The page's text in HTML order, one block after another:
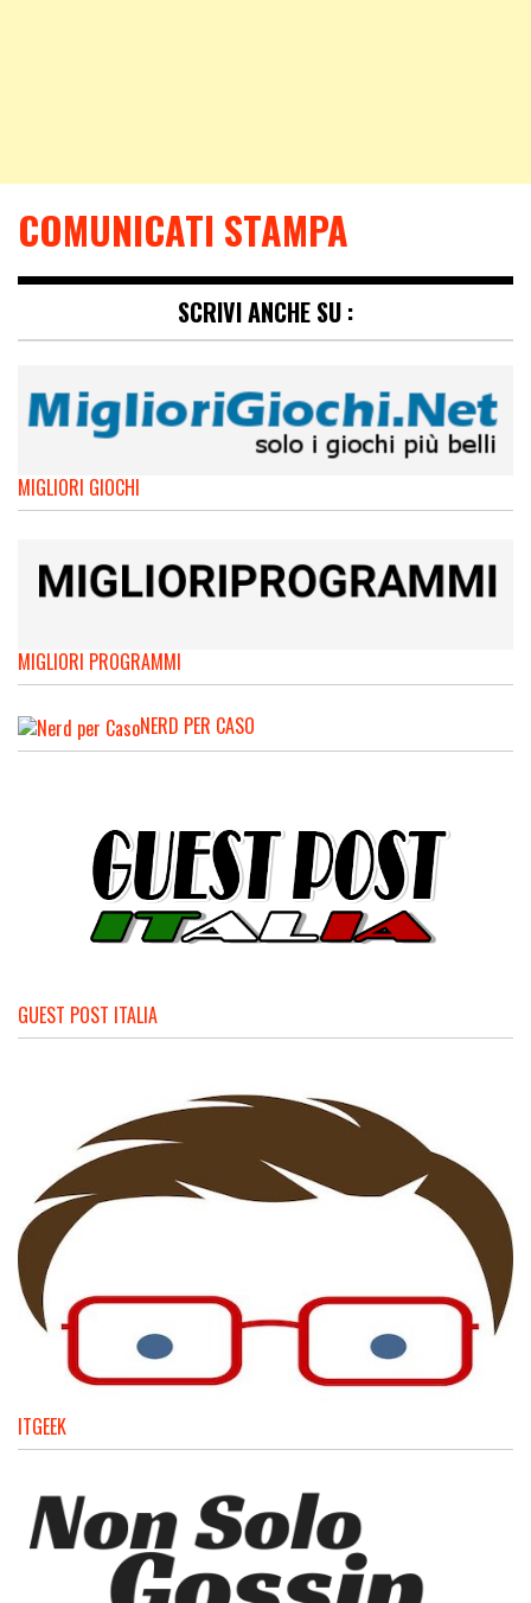
COMUNICATI STAMPA
SCRIVI ANCHE SU :
MIGLIORI GIOCHI
MIGLIORI PROGRAMMI
NERD PER CASO
GUEST POST ITALIA
ITGEEK